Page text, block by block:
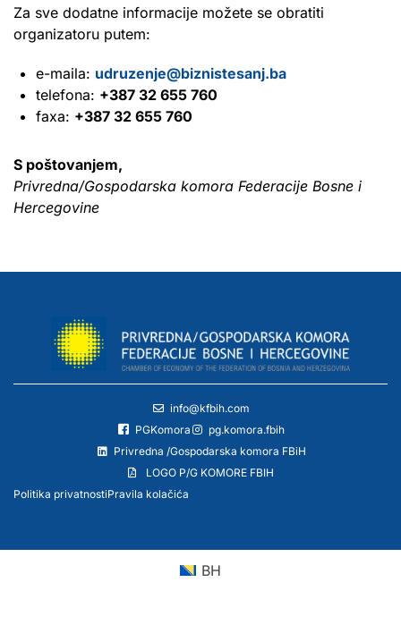
Za sve dodatne informacije možete se obratiti
organizatoru putem:
e-maila: udruzenje@biznistesanj.ba
telefona: +387 32 655 760
faxa: +387 32 655 760
S poštovanjem,
Privredna/Gospodarska komora Federacije Bosne i
Hercegovine
info@kfbih.com
PGKomora
pg.komora.fbih
Privredna /Gospodarska komora FBiH
LOGO P/G KOMORE FBIH
Politika privatnostiPravila kolačića
BH